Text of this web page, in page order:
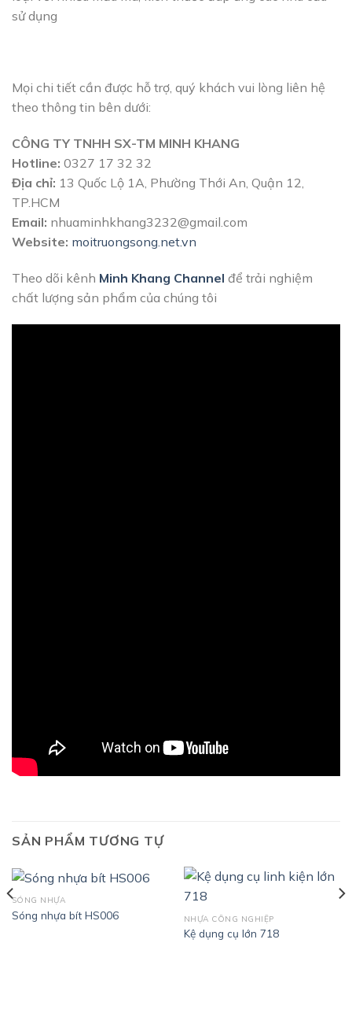
sử dụng
Mọi chi tiết cần được hỗ trợ, quý khách vui lòng liên hệ
theo thông tin bên dưới:
CÔNG TY TNHH SX-TM MINH KHANG
Hotline: 0327 17 32 32
Địa chỉ: 13 Quốc Lộ 1A, Phường Thới An, Quận 12,
TP.HCM
Email: nhuaminhkhang3232@gmail.com
Website: moitruongsong.net.vn
Theo dõi kênh Minh Khang Channel để trải nghiệm
chất lượng sản phẩm của chúng tôi
SẢN PHẨM TƯƠNG TỰ
SÓNG NHỰA
Sóng nhựa bít HS006 NHỰA CÔNG NGHIỆP
Kệ dụng cụ lớn 718